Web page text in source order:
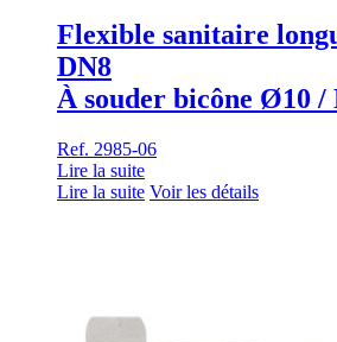
Flexible sanitaire
DN8
À souder bicône Ø10
Ref. 2985-06
Lire la suite
Lire la suite Voir les détails